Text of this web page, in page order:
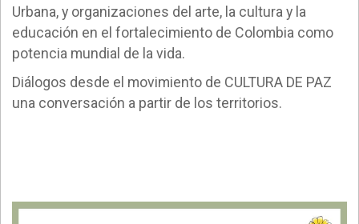
Urbana, y organizaciones del arte, la cultura y la
educación en el fortalecimiento de Colombia como
potencia mundial de la vida.
Diálogos desde el movimiento de CULTURA DE PAZ
una conversación a partir de los territorios.